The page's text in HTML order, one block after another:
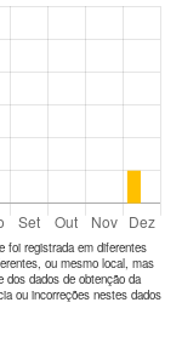
foi registrada em diferentes
ou mesmo local, mas
dados de obtenção da
ou incorreções nestes dados